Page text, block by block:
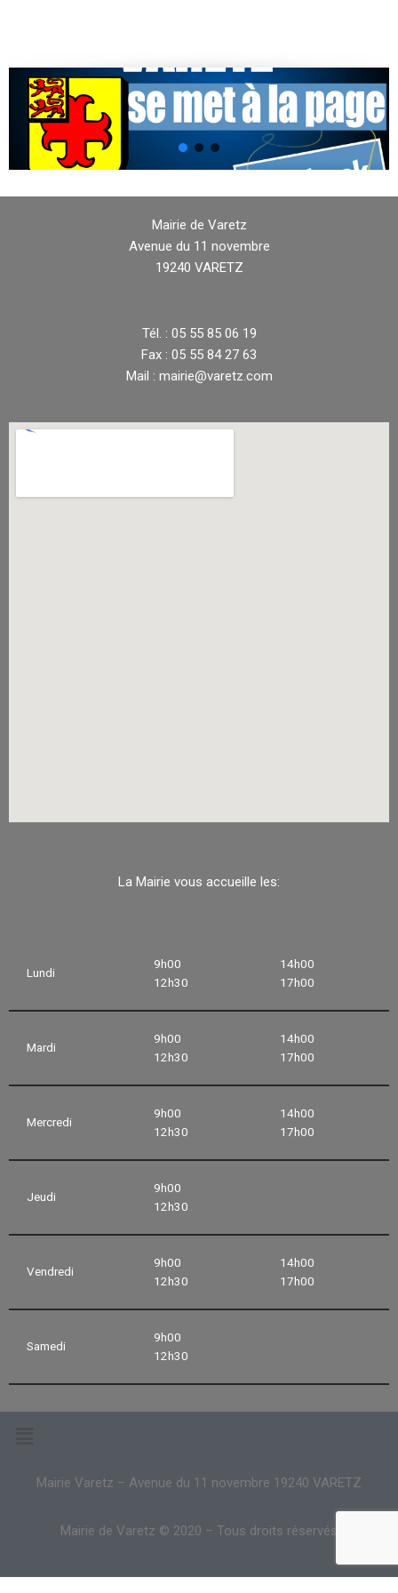
Mairie de Varetz
Avenue du 11 novembre
19240 VARETZ
Tél. : 05 55 85 06 19
Fax : 05 55 84 27 63
Mail : mairie@varetz.com
La Mairie vous accueille les:
Lundi
9h00
12h30
14h00
17h00
Mardi
9h00
12h30
14h00
17h00
Mercredi
9h00
12h30
14h00
17h00
Jeudi
9h00
12h30
Vendredi
9h00
12h30
14h00
17h00
Samedi
9h00
12h30
Mairie Varetz – Avenue du 11 novembre 19240 VARETZ
Mairie de Varetz © 2020 – Tous droits réservés